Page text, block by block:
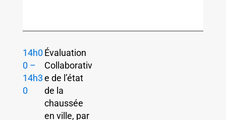
14h0
0 –
14h3
0
Évaluation
Collaborativ
e de l’état
de la
chaussée
en ville, par